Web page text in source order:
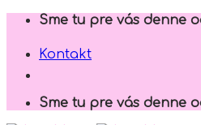
Skip
content
Sme tu pre vás denne
Kontakt
Sme tu pre vás denne